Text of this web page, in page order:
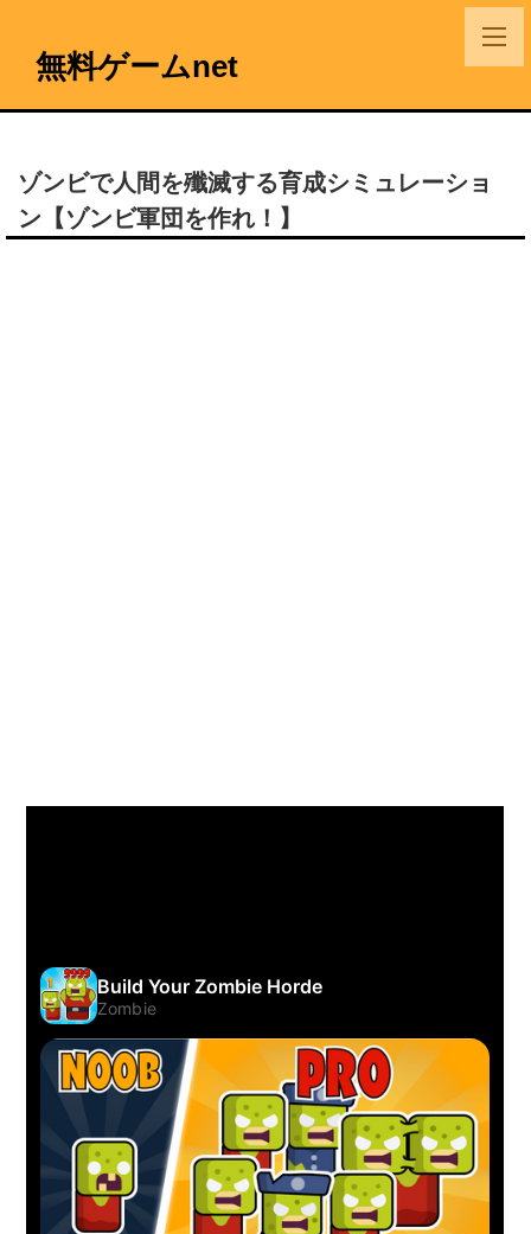
無料ゲームnet
ゾンビで人間を殲滅する育成シミュレーショ
ン【ゾンビ軍団を作れ！】